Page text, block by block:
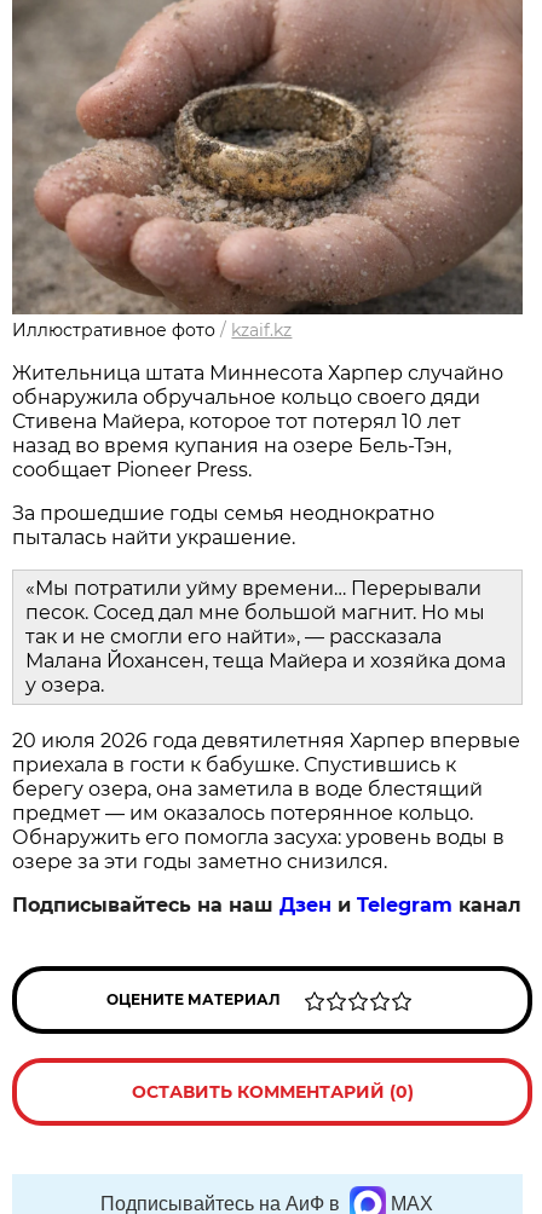
Иллюстративное фото / kzaif.kz
Жительница штата Миннесота Харпер случайно
обнаружила обручальное кольцо своего дяди
Стивена Майера, которое тот потерял 10 лет
назад во время купания на озере Бель-Тэн,
сообщает Pioneer Press.
За прошедшие годы семья неоднократно
пыталась найти украшение.
«Мы потратили уйму времени… Перерывали
песок. Сосед дал мне большой магнит. Но мы
так и не смогли его найти», — рассказала
Малана Йохансен, теща Майера и хозяйка дома
у озера.
20 июля 2026 года девятилетняя Харпер впервые
приехала в гости к бабушке. Спустившись к
берегу озера, она заметила в воде блестящий
предмет — им оказалось потерянное кольцо.
Обнаружить его помогла засуха: уровень воды в
озере за эти годы заметно снизился.
Подписывайтесь на нашДзен иTelegram канал
ОЦЕНИТЕ МАТЕРИАЛ
ОСТАВИТЬ КОММЕНТАРИЙ (0)
Подписывайтесь на АиФ в MAX